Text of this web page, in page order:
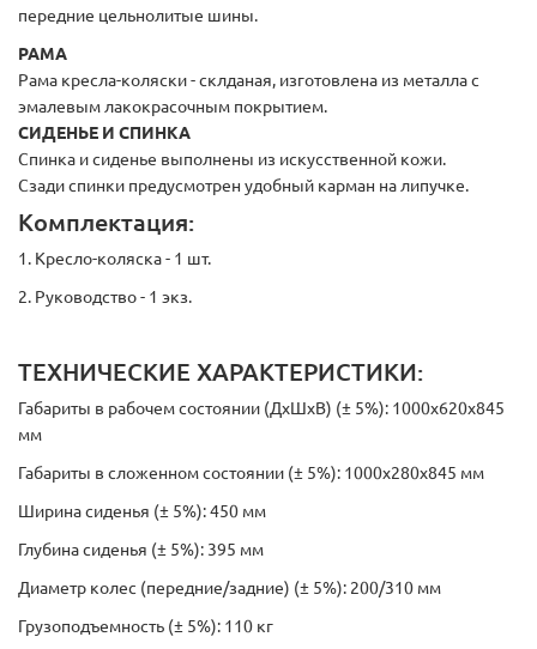
передние цельнолитые шины.
РАМА
Рама кресла-коляски - склданая, изготовлена из металла с
эмалевым лакокрасочным покрытием.
СИДЕНЬЕ И СПИНКА
Спинка и сиденье выполнены из искусственной кожи.
Сзади спинки предусмотрен удобный карман на липучке.
Комплектация:
1. Кресло-коляска - 1 шт.
2. Руководство - 1 экз.
ТЕХНИЧЕСКИЕ ХАРАКТЕРИСТИКИ:
Габариты в рабочем состоянии (ДхШхВ) (± 5%): 1000х620х845
мм
Габариты в сложенном состоянии (± 5%): 1000х280х845 мм
Ширина сиденья (± 5%): 450 мм
Глубина сиденья (± 5%): 395 мм
Диаметр колес (передние/задние) (± 5%): 200/310 мм
Грузоподъемность (± 5%): 110 кг